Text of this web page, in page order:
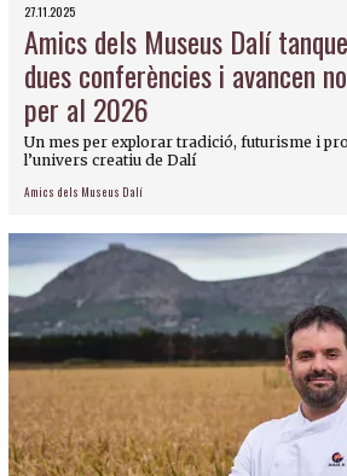
27.11.2025
Amics dels Museus Dalí
dues conferències i avancen
per al 2026
Un mes per explorar tradició, futurisme i
l’univers creatiu de Dalí
Amics dels Museus Dalí